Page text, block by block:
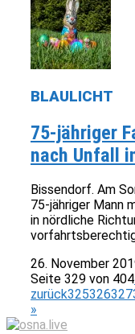
BLAULICHT
75-jähriger
nach Unfall
Bissendorf. Am
75-jähriger Mann
in nördliche
26. November
Seite 329 von 404
zurück325326327
»